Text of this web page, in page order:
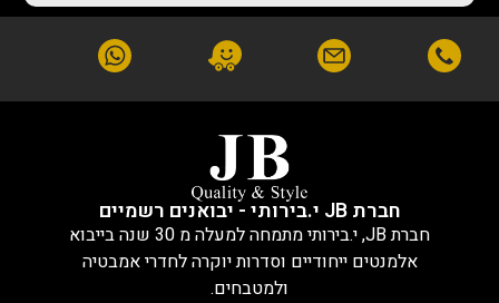
חברת JB י.בירותי - יבואנים רשמיים
חברת JB, י.בירותי מתמחה למעלה מ 30 שנה בייבוא
אלמנטים ייחודיים וסדרות יוקרה לחדרי אמבטיה
ולמטבחים.